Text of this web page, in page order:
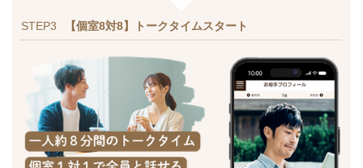
STEP3 【個室8対8】トークタイムスタート